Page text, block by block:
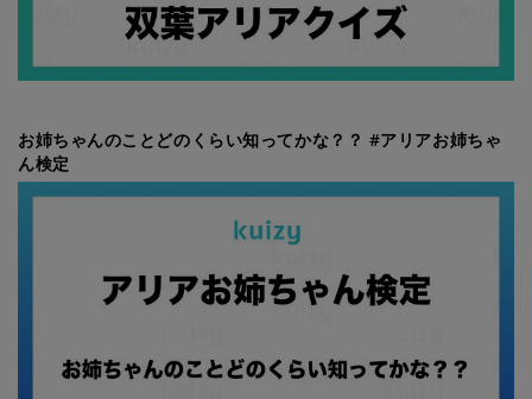
お姉ちゃんのことどのくらい知ってかな？？ #アリアお姉ちゃ
ん検定